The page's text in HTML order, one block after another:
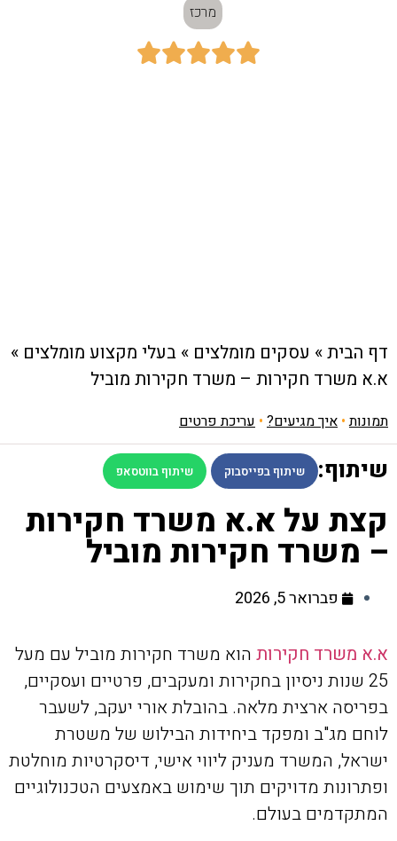
מרכז





דף הבית» עסקים מומלצים » בעלי מקצוע מומלצים »
א.א משרד חקירות – משרד חקירות מוביל
תמונות• איך מגיעים? • עריכת פרטים
שיתוף: שיתוף בפייסבוק שיתוף בווטסאפ
קצת על א.א משרד חקירות
– משרד חקירות מוביל
פברואר 5, 2026
א.א משרד חקירות הוא משרד חקירות מוביל עם מעל
25 שנות ניסיון בחקירות ומעקבים, פרטיים ועסקיים,
בפריסה ארצית מלאה. בהובלת אורי יעקב, לשעבר
לוחם מג"ב ומפקד ביחידות הבילוש של משטרת
ישראל, המשרד מעניק ליווי אישי, דיסקרטיות מוחלטת
ופתרונות מדויקים תוך שימוש באמצעים הטכנולוגיים
המתקדמים בעולם.